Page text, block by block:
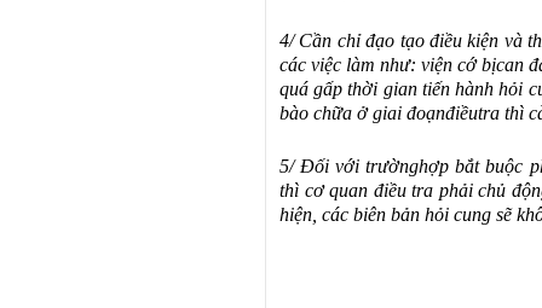
4/ Cần chỉđạo tạo điều kiện và
các việc làm như: viện cớ bịcanđ
quá gấp thời gian tiến hành hỏi
bào chữa ở giai đoạnđiềutra thì
5/Đối với trườnghợp bắt buộc
thì cơ quan điều tra phải chủ độ
hiện, các biên bản hỏi cung sẽ